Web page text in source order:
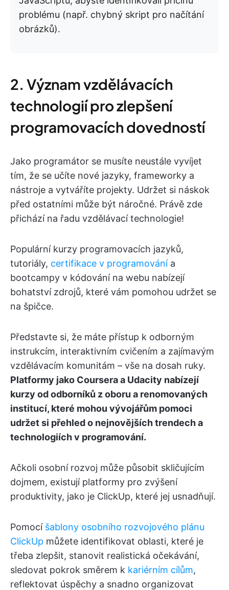
problému (např. chybný skript pro načítání
obrázků).
2. Význam vzdělávacích
technologií pro zlepšení
programovacích dovedností
Jako programátor se musíte neustále vyvíjet
tím, že se učíte nové jazyky, frameworky a
nástroje a vytváříte projekty. Udržet si náskok
před ostatními může být náročné. Právě zde
přichází na řadu vzdělávací technologie!
Populární kurzy programovacích jazyků,
tutoriály, certifikace v programovánía
bootcampy v kódování na webu nabízejí
bohatství zdrojů, které vám pomohou udržet se
na špičce.
Představte si, že máte přístup k odborným
instrukcím, interaktivním cvičením a zajímavým
vzdělávacím komunitám – vše na dosah ruky.
Platformy jako Coursera a Udacity nabízejí
kurzy od odborníků z oboru a renomovaných
institucí, které mohou vývojářům pomoci
udržet si přehled o nejnovějších trendech a
technologiích v programování.
Ačkoli osobní rozvoj může působit skličujícím
dojmem, existují platformy pro zvýšení
produktivity, jako je ClickUp, které jej usnadňují.
Pomocí šablony osobního rozvojového plánu
ClickUp můžete identifikovat oblasti, které je
třeba zlepšit, stanovit realistická očekávání,
sledovat pokrok směrem k kariérním cílům,
reflektovat úspěchy a snadno organizovat